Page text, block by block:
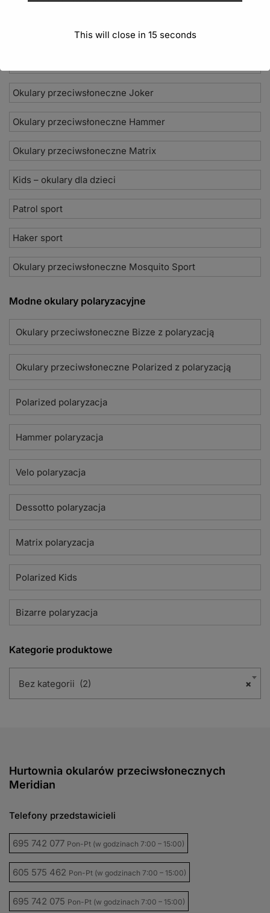
Modne kolekcje okularów
Okulary przeciwsłoneczne Joker
Okulary przeciwsłoneczne Hammer
Okulary przeciwsłoneczne Matrix
Kids – okulary dla dzieci
Patrol sport
Haker sport
Okulary przeciwsłoneczne Mosquito Sport
Modne okulary polaryzacyjne
Okulary przeciwsłoneczne Bizze z polaryzacją
Okulary przeciwsłoneczne Polarized z polaryzacją
Polarized polaryzacja
Hammer polaryzacja
Velo polaryzacja
Dessotto polaryzacja
Matrix polaryzacja
Polarized Kids
Bizarre polaryzacja
Kategorie produktowe
×
Bez kategorii (2)
Hurtownia okularów przeciwsłonecznych
Meridian
Telefony przedstawicieli
695 742 077 Pon-Pt (w godzinach 7:00 – 15:00)
605 575 462 Pon-Pt (w godzinach 7:00 – 15:00)
695 742 075 Pon-Pt (w godzinach 7:00 – 15:00)
This will close in 15 seconds